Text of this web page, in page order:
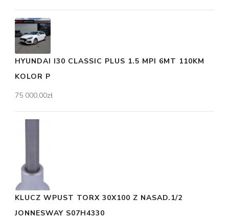
HYUNDAI I30 CLASSIC PLUS 1.5 MPI 6MT 110KM
KOLOR P
75 000,00zł
KLUCZ WPUST TORX 30X100 Z NASAD.1/2
JONNESWAY S07H4330